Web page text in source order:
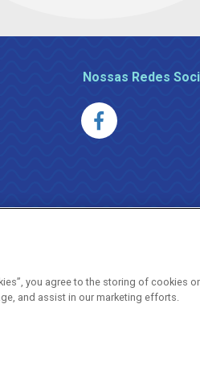
Nossas Redes
you agree to the storing of cookies
and assist in our marketing efforts.